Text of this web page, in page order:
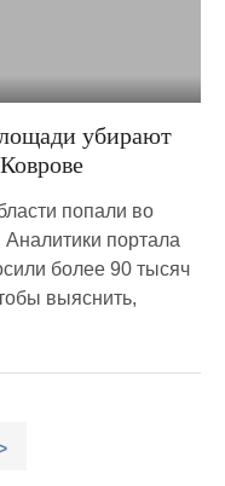
убирают
попали во
Аналитики портала
более 90 тысяч
выяснить,